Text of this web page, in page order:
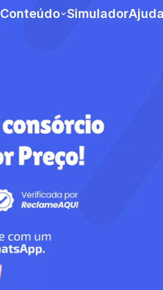
Conteúdo Simulador